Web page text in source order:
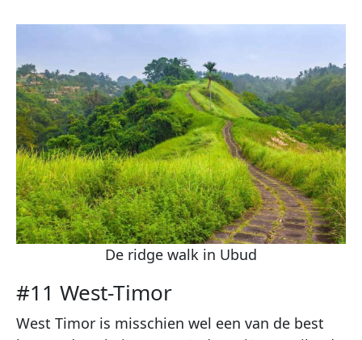
De ridge walk in Ubud
#11 West-Timor
West Timor is misschien wel een van de best